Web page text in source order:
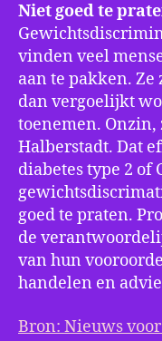
Niet goed te
vinden veel
aan te pakken.
dan vergoelijkt
toenemen. Onzin,
Halberstadt. Dat
diabetes type 2 of
goed te praten.
de
van hun
handelen en
Bron: Nieuws